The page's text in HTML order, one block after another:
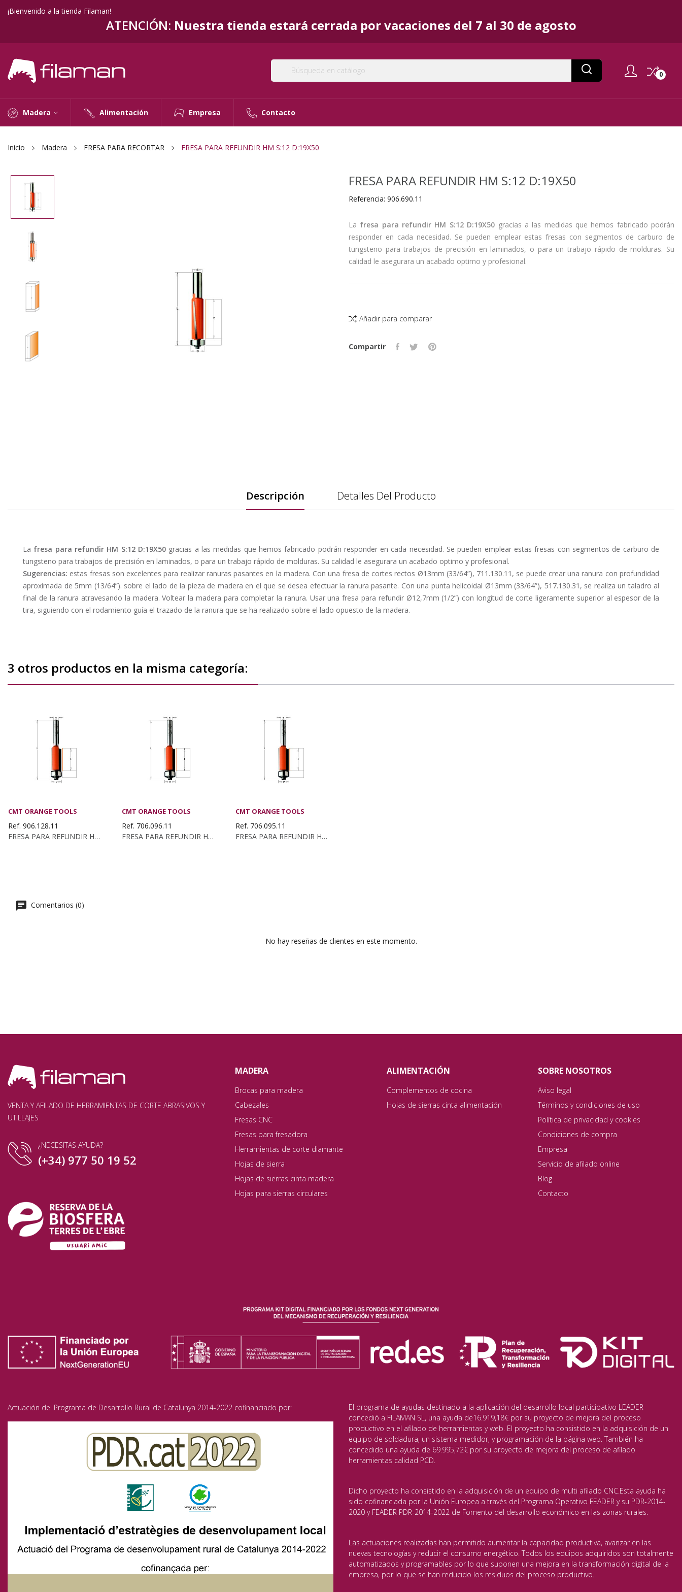
¡Bienvenido a la tienda Filaman!
ATENCIÓN: Nuestra tienda estará cerrada por vacaciones del 7 al 30 de agosto
0
Madera Alimentación Empresa Contacto
Inicio Madera FRESA PARA RECORTAR FRESA PARA REFUNDIR HM S:12 D:19X50
FRESA PARA REFUNDIR HM S:12 D:19X50
Referencia: 906.690.11
La fresa para refundir HM S:12 D:19X50 gracias a las medidas que hemos fabricado podrán
responder en cada necesidad. Se pueden emplear estas fresas con segmentos de carburo de
tungsteno para trabajos de precisión en laminados, o para un trabajo rápido de molduras. Su
calidad le asegurara un acabado optimo y profesional.
Añadir para comparar
Compartir
Descripción Detalles Del Producto
La fresa para refundir HM S:12 D:19X50gracias a las medidas que hemos fabricado podrán responder en cada necesidad. Se pueden emplear estas fresas con segmentos de carburo de
tungsteno para trabajos de precisión en laminados, o para un trabajo rápido de molduras. Su calidad le asegurara un acabado optimo y profesional.
Sugerencias: estas fresas son excelentes para realizar ranuras pasantes en la madera. Con una fresa de cortes rectos Ø13mm (33/64”), 711.130.11, se puede crear una ranura con profundidad
aproximada de 5mm (13/64”). sobre el lado de la pieza de madera en el que se desea efectuar la ranura pasante. Con una punta helicoidal Ø13mm (33/64”), 517.130.31, se realiza un taladro al
final de la ranura atravesando la madera. Voltear la madera para completar la ranura. Usar una fresa para refundir Ø12,7mm (1/2”) con longitud de corte ligeramente superior al espesor de la
tira, siguiendo con el rodamiento guía el trazado de la ranura que se ha realizado sobre el lado opuesto de la madera.
3 otros productos en la misma categoría:
CMT ORANGE TOOLS
Ref. 906.128.11
FRESA PARA REFUNDIR HM S:8 D:12.7X12.7
CMT ORANGE TOOLS
Ref. 706.096.11
FRESA PARA REFUNDIR HM S:6 D:9.5X12.7
CMT ORANGE TOOLS
Ref. 706.095.11
FRESA PARA REFUNDIR HM S:6 D:9.5X25
Comentarios (0)
No hay reseñas de clientes en este momento.
VENTA Y AFILADO DE HERRAMIENTAS DE CORTE ABRASIVOS Y
UTILLAJES
¿NECESITAS AYUDA?
(+34) 977 50 19 52
MADERA
Brocas para madera
Cabezales
Fresas CNC
Fresas para fresadora
Herramientas de corte diamante
Hojas de sierra
Hojas de sierras cinta madera
Hojas para sierras circulares
ALIMENTACIÓN
Complementos de cocina
Hojas de sierras cinta alimentación
SOBRE NOSOTROS
Aviso legal
Términos y condiciones de uso
Política de privacidad y cookies
Condiciones de compra
Empresa
Servicio de afilado online
Blog
Contacto
Actuación del Programa de Desarrollo Rural de Catalunya 2014-2022 cofinanciado por:
El programa de ayudas destinado a la aplicación del desarrollo local participativo LEADER
concedió a FILAMAN SL, una ayuda de16.919,18€ por su proyecto de mejora del proceso
productivo en el afilado de herramientas y web. El proyecto ha consistido en la adquisición de un
equipo de soldadura, un sistema medidor, y programación de la página web. También ha
concedido una ayuda de 69.995,72€ por su proyecto de mejora del proceso de afilado
herramientas calidad PCD.
Dicho proyecto ha consistido en la adquisición de un equipo de multi afilado CNC.Esta ayuda ha
sido cofinanciada por la Unión Europea a través del Programa Operativo FEADER y su PDR-2014-
2020 y FEADER PDR-2014-2022 de Fomento del desarrollo económico en las zonas rurales.
Las actuaciones realizadas han permitido aumentar la capacidad productiva, avanzar en las
nuevas tecnologías y reducir el consumo energético. Todos los equipos adquiridos son totalmente
automatizados y programables por lo que suponen una mejora en la transformación digital de la
empresa, por lo que se han reducido los residuos del proceso productivo.